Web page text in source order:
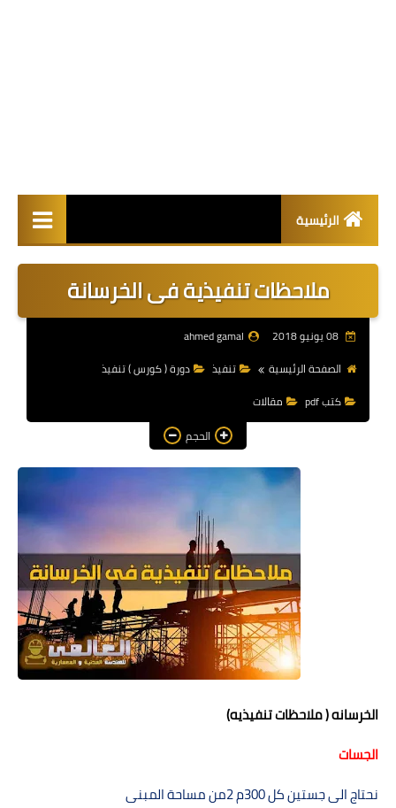
الرئيسية
مقالات
كتب pdf
اكواد البناء
هندسة مدنية
هندسة معمارية
مناهج و كورسات
مشاريع هندسية متنوعة
اوتوكاد autocad
برامج هندسية
ملاحظات تنفيذية فى الخرسانة
08 يونيو 2018
ahmed gamal
الصفحة الرئيسية
تنفيذ
دورة ( كورس ) تنفيذ
كتب pdf
مقالات
الحجم
الخرسانه)ملاحظات تنفيذيه(
الجسات
نحتاج الى جستين كل300م 2من مساحة المبنى